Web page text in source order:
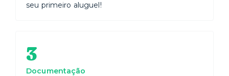
seu primeiro aluguel!
3
Documentação